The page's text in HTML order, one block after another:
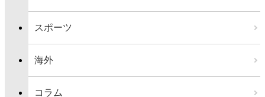
スポーツ
海外
コラム